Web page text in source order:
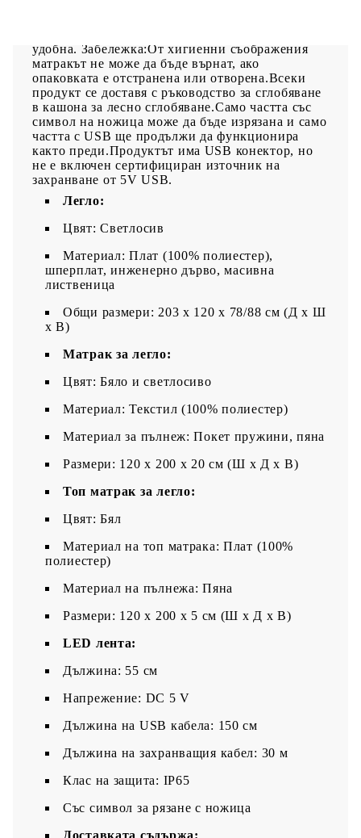
удобна. Забележка:От хигиенни съображения
матракът не може да бъде върнат, ако
опаковката е отстранена или отворена.Всеки
продукт се доставя с ръководство за сглобяване
в кашона за лесно сглобяване.Само частта със
символ на ножица може да бъде изрязана и само
частта с USB ще продължи да функционира
както преди.Продуктът има USB конектор, но
не е включен сертифициран източник на
захранване от 5V USB.
Легло:
Цвят: Светлосив
Материал: Плат (100% полиестер),
шперплат, инженерно дърво, масивна
лиственица
Общи размери: 203 x 120 x 78/88 см (Д x Ш
x В)
Матрак за легло:
Цвят: Бяло и светлосиво
Материал: Текстил (100% полиестер)
Материал за пълнеж: Покет пружини, пяна
Размери: 120 x 200 x 20 см (Ш x Д x В)
Топ матрак за легло:
Цвят: Бял
Материал на топ матрака: Плат (100%
полиестер)
Материал на пълнежа: Пяна
Размери: 120 x 200 x 5 см (Ш x Д x В)
LED лента:
Дължина: 55 см
Напрежение: DC 5 V
Дължина на USB кабела: 150 см
Дължина на захранващия кабел: 30 м
Клас на защита: IP65
Със символ за рязане с ножица
Доставката съдържа: